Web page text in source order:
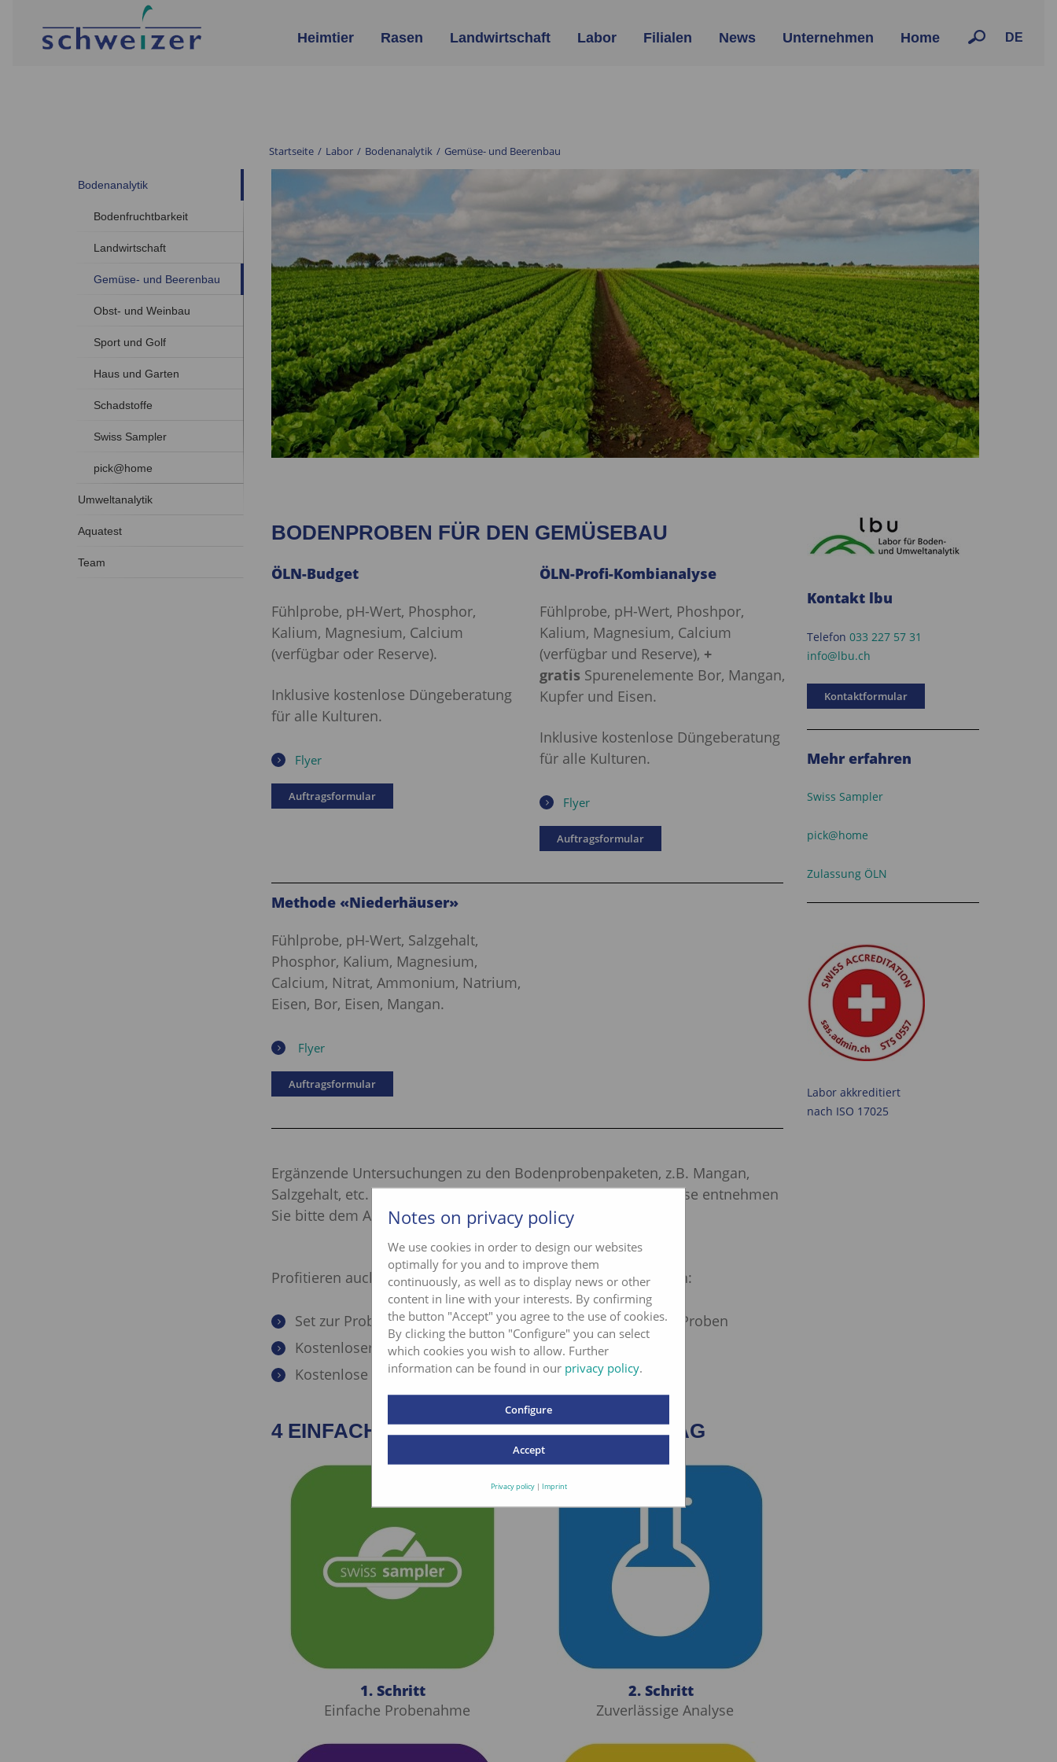
DE
Heimtier Rasen Landwirtschaft Labor Filialen News Unternehmen Home
Startseite / Labor / Bodenanalytik / Gemüse- und Beerenbau
Bodenanalytik
Bodenfruchtbarkeit
Landwirtschaft
Gemüse- und Beerenbau
Obst- und Weinbau
Sport und Golf
Haus und Garten
Schadstoffe
Swiss Sampler
pick@home
Umweltanalytik
Aquatest
Team
BODENPROBEN FÜR DEN GEMÜSEBAU
ÖLN-Budget
Fühlprobe, pH-Wert, Phosphor,
Kalium, Magnesium, Calcium
(verfügbar oder Reserve).
Inklusive kostenlose Düngeberatung
für alle Kulturen.
Flyer
Auftragsformular
ÖLN-Profi-Kombianalyse
Fühlprobe, pH-Wert, Phoshpor,
Kalium, Magnesium, Calcium
(verfügbar und Reserve), +
gratis Spurenelemente Bor, Mangan,
Kupfer und Eisen.
Inklusive kostenlose Düngeberatung
für alle Kulturen.
Flyer
Auftragsformular
Methode «Niederhäuser»
Fühlprobe, pH-Wert, Salzgehalt,
Phosphor, Kalium, Magnesium,
Calcium, Nitrat, Ammonium, Natrium,
Eisen, Bor, Eisen, Mangan.
Flyer
Auftragsformular
Ergänzende Untersuchungen zu den Bodenprobenpaketen, z.B. Mangan,
Salzgehalt, etc. sind gegen Aufpreis erhältlich. Details und Preise entnehmen
Sie bitte dem Auftragsformular.
Profitieren auch Sie von unseren zusätzlichen Dienstleistungen:
Set zur Probenentnahme«Swiss Sampler», kostenlos ab 5 Proben
Kostenloser Proben-Abholdienst«pick@home»
Kostenlose Düngeberatung für alle Kulturen
4 EINFACHE SCHRITTE FÜR MEHR ERTRAG
1. Schritt
Einfache Probenahme
2. Schritt
Zuverlässige Analyse
Kontakt lbu
Telefon033 227 57 31
info@lbu.ch
Kontaktformular
Mehr erfahren
Swiss Sampler
pick@home
Zulassung ÖLN
Labor akkreditiert
nach ISO 17025
Notes on privacy policy
We use cookies in order to design our websites
optimally for you and to improve them
continuously, as well as to display news or other
content in line with your interests. By confirming
the button "Accept" you agree to the use of cookies.
By clicking the button "Configure" you can select
which cookies you wish to allow. Further
information can be found in our privacy policy.
Configure
Accept
Privacy policy| Imprint